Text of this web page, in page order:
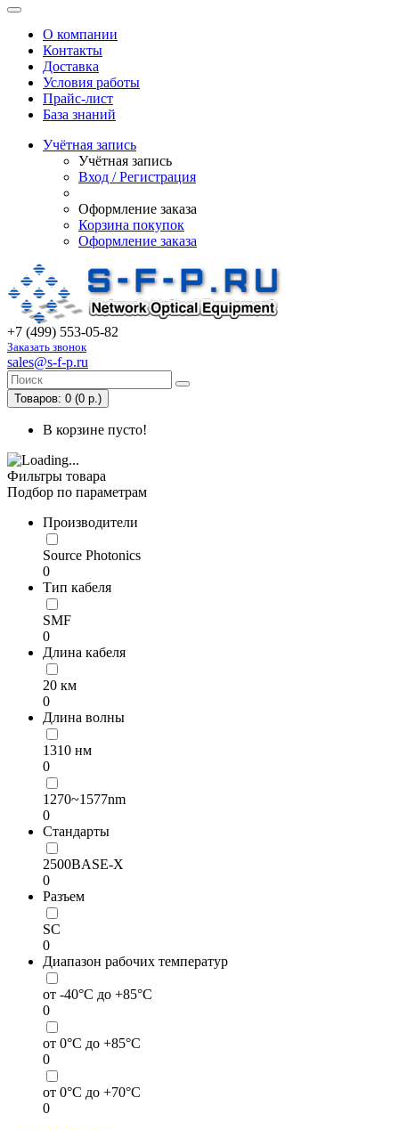
О компании
Контакты
Доставка
Условия работы
Прайс-лист
База знаний
Учётная запись
Учётная запись
Вход / Регистрация
Оформление заказа
Корзина покупок
Оформление заказа
+7 (499) 553-05-82
Заказать звонок
sales@s-f-p.ru
Товаров: 0 (0 р.)
В корзине пусто!
Фильтры товара
Подбор по параметрам
Производители
Source Photonics
0
Тип кабеля
SMF
0
Длина кабеля
20 км
0
Длина волны
1310 нм
0
1270~1577nm
0
Стандарты
2500BASE-X
0
Разъем
SC
0
Диапазон рабочих температур
от -40°C до +85°C
0
от 0°C до +85°C
0
от 0°C до +70°C
0